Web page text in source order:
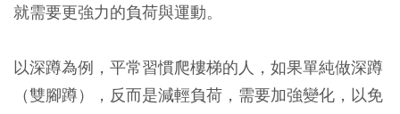
就需要更強力的負荷與運動。
以深蹲為例，平常習慣爬樓梯的人，如果單純做深蹲
（雙腳蹲），反而是減輕負荷，需要加強變化，以免